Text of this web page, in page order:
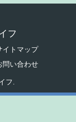
フ
イトマップ
問い合わせ
フ.